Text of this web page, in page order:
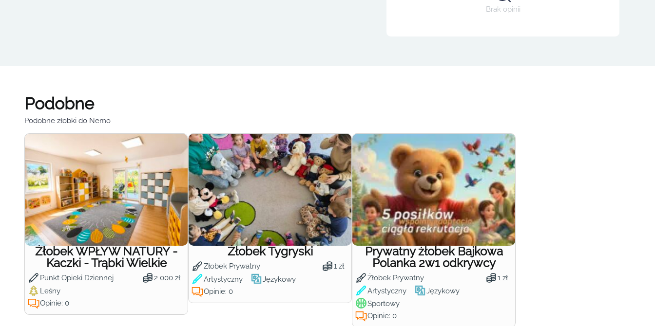
Brak opinii
Podobne
Podobne żłobki do Nemo
Żłobek WPŁYW NATURY -
Kaczki - Trąbki Wielkie
Punkt Opieki Dziennej 2 000 zł
Leśny
Opinie: 0
Żłobek Tygryski
Żłobek Prywatny 1 zł
Artystyczny Językowy
Opinie: 0
Prywatny żłobek Bajkowa
Polanka 2w1 odkrywcy
Żłobek Prywatny 1 zł
Artystyczny
Językowy
Sportowy
Opinie: 0